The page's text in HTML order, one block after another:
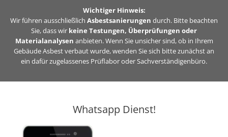
Inhalt
springen
Wichtiger Hinweis:
Wir führen ausschließlich Asbestsanierungen durch. Bitte beachten
Sie, dass wir keine Testungen, Überprüfungen oder
Materialanalysen anbieten. Wenn Sie unsicher sind, ob in Ihrem
Gebäude Asbest verbaut wurde, wenden Sie sich bitte zunächst an
ein dafür zugelassenes Prüflabor oder Sachverständigenbüro.
Whatsapp Dienst!